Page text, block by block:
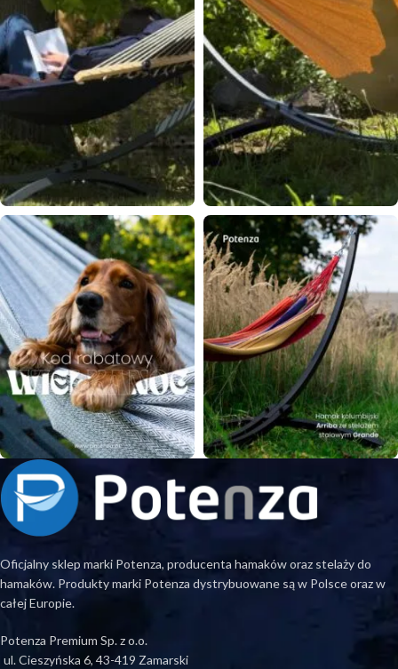
Oficjalny sklep marki Potenza, producenta hamaków oraz stelaży do
hamaków. Produkty marki Potenza dystrybuowane są w Polsce oraz w
całej Europie.
Potenza Premium Sp. z o.o.
ul. Cieszyńska 6, 43-419 Zamarski